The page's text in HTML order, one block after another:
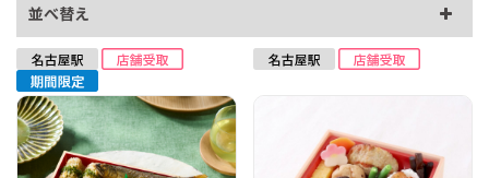
並べ替え